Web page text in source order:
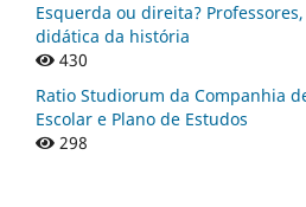
Esquerda ou direita?
didática da história
430
Ratio Studiorum da Companhia
Escolar e Plano de Estudos
298